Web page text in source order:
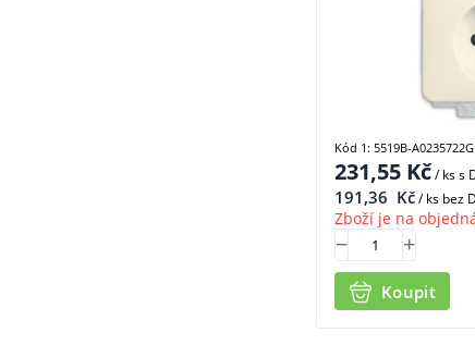
231,55 Kč/ kss
191,36 Kč/ ks bez
Zboží je na
Koupit
Kód 1: 5519B-A0235722G